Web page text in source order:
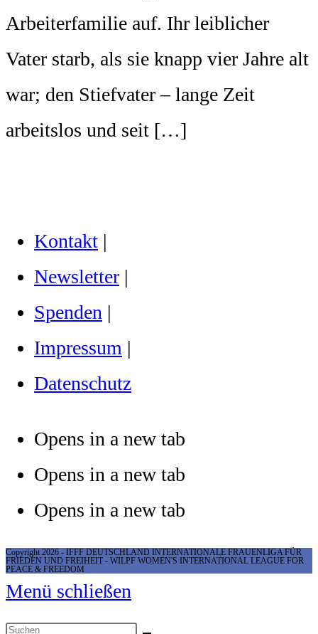
Arbeiterfamilie auf. Ihr leiblicher
Vater starb, als sie knapp vier Jahre alt
war; den Stiefvater – lange Zeit
arbeitslos und seit […]
Kontakt |
Newsletter |
Spenden |
Impressum |
Datenschutz
Opens in a new tab
Opens in a new tab
Opens in a new tab
Copyright 2026 - IFFF DEUTSCHLAND INTERNATIONALE FRAUENLIGA FÜR
FRIEDEN UND FREIHEIT - WILPF WOMEN'S INTERNATIONAL LEAGUE FOR
PEACE & FREEDOM
Menü schließen